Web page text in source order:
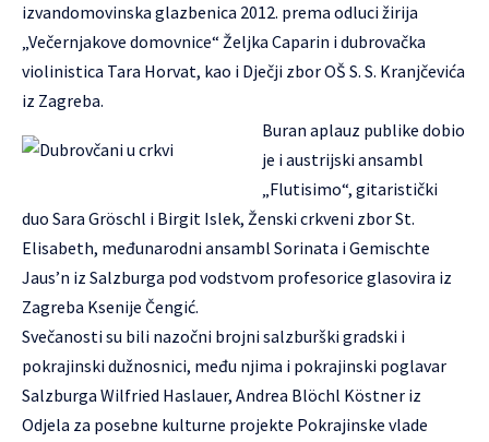
izvandomovinska glazbenica 2012. prema odluci žirija
„Večernjakove domovnice“ Željka Caparin i dubrovačka
violinistica Tara Horvat, kao i Dječji zbor OŠ S. S. Kranjčevića
iz Zagreba.
Buran aplauz publike dobio
je i austrijski ansambl
„Flutisimo“, gitaristički
duo Sara Gröschl i Birgit Islek, Ženski crkveni zbor St.
Elisabeth, međunarodni ansambl Sorinata i Gemischte
Jaus’n iz Salzburga pod vodstvom profesorice glasovira iz
Zagreba Ksenije Čengić.
Svečanosti su bili nazočni brojni salzburški gradski i
pokrajinski dužnosnici, među njima i pokrajinski poglavar
Salzburga Wilfried Haslauer, Andrea Blöchl Köstner iz
Odjela za posebne kulturne projekte Pokrajinske vlade